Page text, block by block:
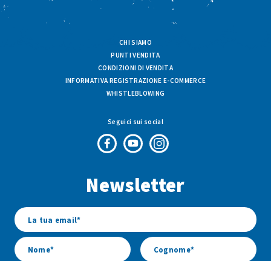
CHI SIAMO
PUNTI VENDITA
CONDIZIONI DI VENDITA
INFORMATIVA REGISTRAZIONE E-COMMERCE
WHISTLEBLOWING
Seguici sui social
di
di
di
Newsletter